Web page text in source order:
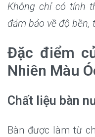
Không chỉ có tính
đảm bảo về độ
Đặc điểm
Nhiên Màu
Chất liệu bàn
Bàn được làm từ